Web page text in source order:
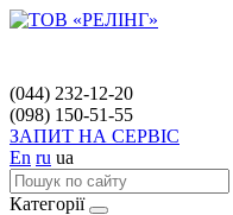
(044) 232-12-20
(098) 150-51-55
ЗАПИТ НА СЕРВІС
En ru ua
Категорії